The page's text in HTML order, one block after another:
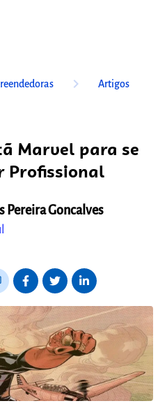
keyboard_arrow_right Artigos
Marvel para se
Profissional
Pereira Goncalves